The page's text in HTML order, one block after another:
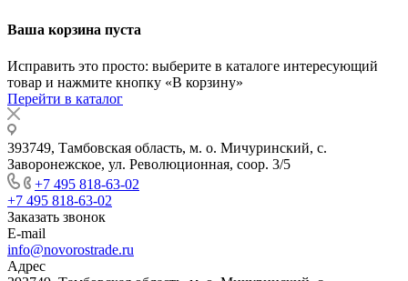
Ваша корзина пуста
Исправить это просто: выберите в каталоге интересующий
товар и нажмите кнопку «В корзину»
Перейти в каталог
393749, Тамбовская область, м. о. Мичуринский, с.
Заворонежское, ул. Революционная, соор. 3/5
+7 495 818-63-02
+7 495 818-63-02
Заказать звонок
E-mail
info@novorostrade.ru
Адрес